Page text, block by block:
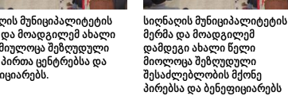
მუნიციპალიტეტის
და მოადგილემ ახალი
შეზღუდული
ცენტრებსა და
სიღნაღის მუნიციპალიტეტის
მერმა და მოადგილემ
დამდეგი ახალი წელი
მიოლოცა შეზღუდული
შესაძლებლობის მქონე
პირებსა და ბენეფიციარებს